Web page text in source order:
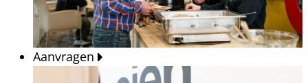
Aanvragen